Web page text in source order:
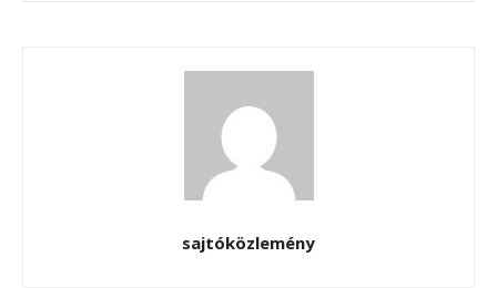
sajtóközlemény